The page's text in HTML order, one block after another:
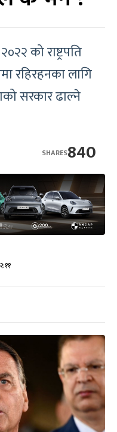
को राष्ट्रपति
रहिरहनका लागि
सरकार ढाल्ने
840
SHARES